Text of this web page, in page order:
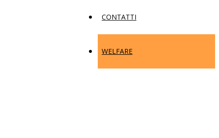
CONTATTI
WELFARE